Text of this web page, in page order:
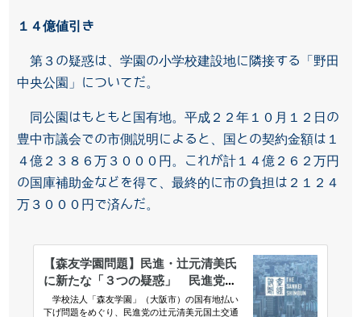
１４億値引き
第３の疑惑は、学園の小学校建設地に隣接する「野田
中央公園」についてだ。
同公園はもともと国有地。平成２２年１０月１２日の
豊中市議会での市側説明によると、国との契約金額は１
４億２３８６万３０００円。これが計１４億２６２万円
の国庫補助金などを得て、最終的に市の負担は２１２４
万３０００円で済んだ。